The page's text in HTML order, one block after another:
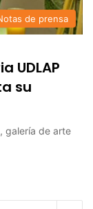
de prensa
UDLAP
su
galería de arte